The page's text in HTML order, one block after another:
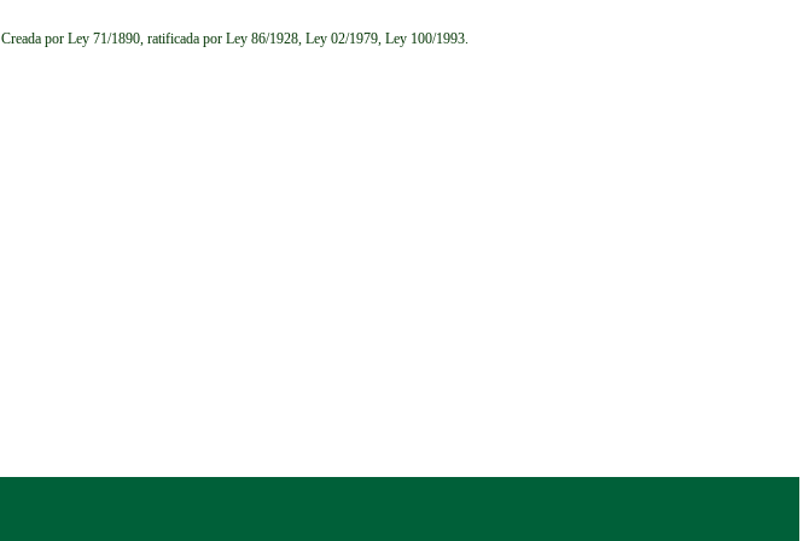
Creada por Ley 71/1890, ratificada por Ley 86/1928, Ley 02/1979, Ley 100/1993.